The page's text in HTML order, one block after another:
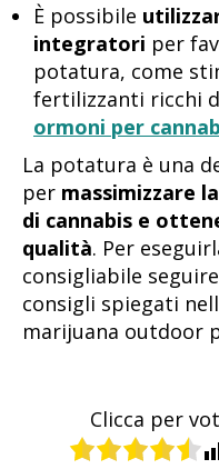
È possibile
integratori per
potatura, come
fertilizzanti ricchi
ormoni per
La potatura è una
per massimizzare
di cannabis e
qualità. Per
consigliabile
consigli spiegati
marijuana outdoor
Clicca per